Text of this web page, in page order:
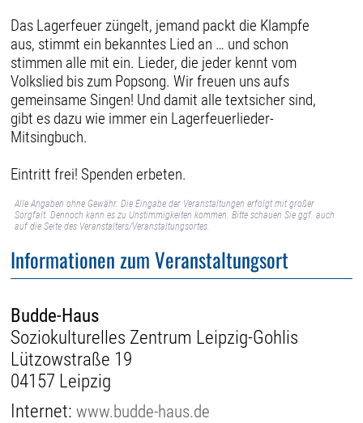
Das Lagerfeuer züngelt, jemand packt die Klampfe
aus, stimmt ein bekanntes Lied an … und schon
stimmen alle mit ein. Lieder, die jeder kennt vom
Volkslied bis zum Popsong. Wir freuen uns aufs
gemeinsame Singen! Und damit alle textsicher sind,
gibt es dazu wie immer ein Lagerfeuerlieder-
Mitsingbuch.
Eintritt frei! Spenden erbeten.
Alle Angaben ohne Gewähr. Die Eingabe der Veranstaltungen erfolgt mit großer
Sorgfalt. Dennoch kann es zu Unstimmigkeiten kommen. Bitte schauen Sie ggf. auch
auf die Seite des Veranstalters/Veranstaltungsortes.
Informationen zum Veranstaltungsort
Budde-Haus
Soziokulturelles Zentrum Leipzig-Gohlis
Lützowstraße 19
04157 Leipzig
Internet:www.budde-haus.de